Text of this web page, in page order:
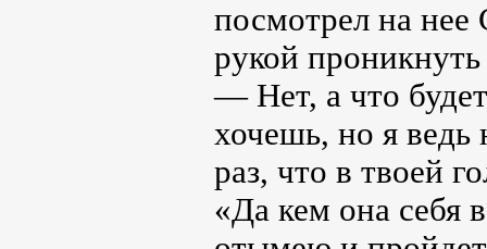
посмотрел на нее
рукой
— Нет, а что
хочешь, но я ведь
раз, что в твоей
«Да кем она себя